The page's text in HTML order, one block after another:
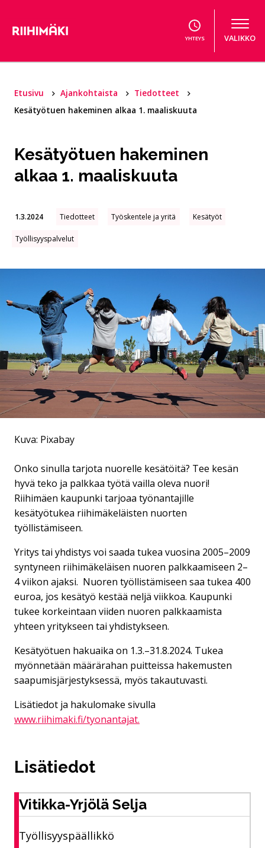
YHTEYS VALIKKO
Etusivu Ajankohtaista
Tiedotteet
Kesätyötuen hakeminen alkaa 1. maaliskuuta
Kesätyötuen hakeminen
alkaa 1. maaliskuuta
1.3.2024 Tiedotteet Työskentele ja yritä Kesätyöt
Työllisyyspalvelut
Kuva: Pixabay
Onko sinulla tarjota nuorelle kesätöitä? Tee kesän
hyvä teko ja palkkaa työtä vailla oleva nuori!
Riihimäen kaupunki tarjoaa työnantajille
kesätyötukea riihimäkeläisten nuorten
työllistämiseen.
Yritys tai yhdistys voi saada tukea vuosina 2005–2009
syntyneen riihimäkeläisen nuoren palkkaamiseen 2–
4 viikon ajaksi. Nuoren työllistämiseen saa tukea 400
euroa, jos kesätyö kestää neljä viikkoa. Kaupunki
tukee korkeintaan viiden nuoren palkkaamista
yhteen yritykseen tai yhdistykseen.
Kesätyötuen hakuaika on 1.3.–31.8.2024. Tukea
myönnetään määrärahan puitteissa hakemusten
saapumisjärjestyksessä, myös takautuvasti.
Lisätiedot ja hakulomake sivulla
www.riihimaki.fi/tyonantajat.
Lisätiedot
Vitikka-Yrjölä Selja
Työllisyyspäällikkö